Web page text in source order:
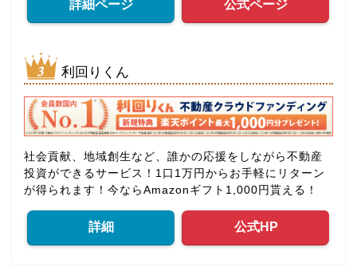
詳細ページ 公式ページ
利回りくん
社会貢献、地域創生など、誰かの応援をしながら不動産
投資ができるサービス！1口1万円からお手軽にリターン
が得られます！今ならAmazonギフト1,000円貰える！
詳細 公式HP